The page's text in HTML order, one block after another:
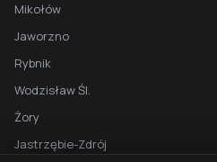
Mikołów
Jaworzno
Rybnik
Wodzisław Śl.
Żory
Jastrzębie-Zdrój